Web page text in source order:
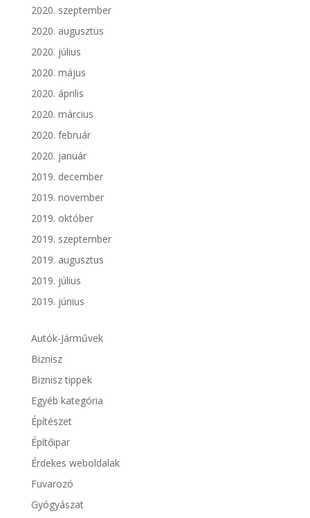
2020. szeptember
2020. augusztus
2020. július
2020. május
2020. április
2020. március
2020. február
2020. január
2019. december
2019. november
2019. október
2019. szeptember
2019. augusztus
2019. július
2019. június
Autók-Járművek
Biznisz
Biznisz tippek
Egyéb kategória
Építészet
Építőipar
Érdekes weboldalak
Fuvarozó
Gyógyászat